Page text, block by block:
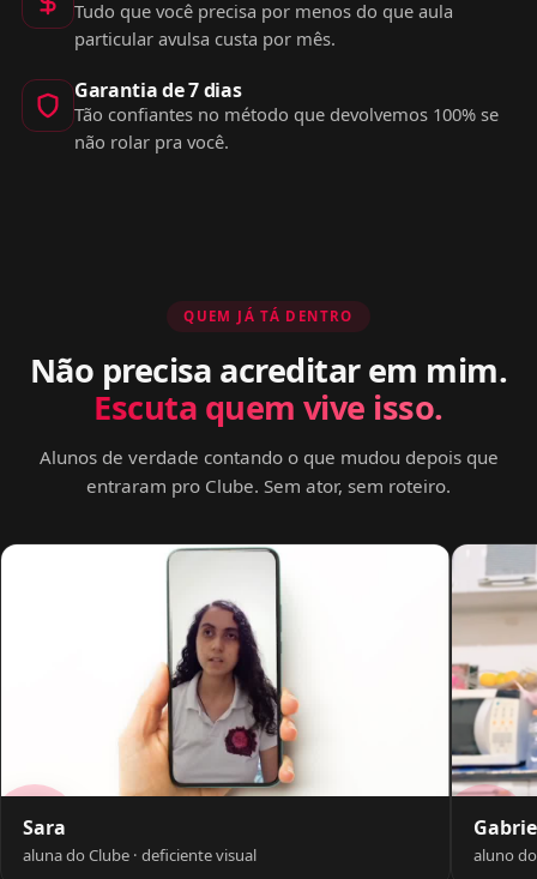
Tudo que você precisa por menos do que aula
particular avulsa custa por mês.
Garantia de 7 dias
Tão confiantes no método que devolvemos 100% se
não rolar pra você.
QUEM JÁ TÁ DENTRO
Não precisa acreditar em mim.
Escuta quem vive isso.
Alunos de verdade contando o que mudou depois que
entraram pro Clube. Sem ator, sem roteiro.
Sara
aluna do Clube · deficiente visual aluno